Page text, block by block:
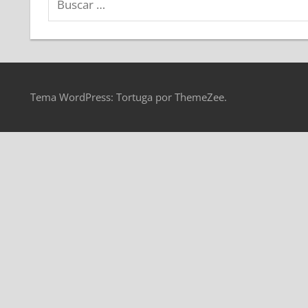
Tema WordPress: Tortuga por ThemeZee.